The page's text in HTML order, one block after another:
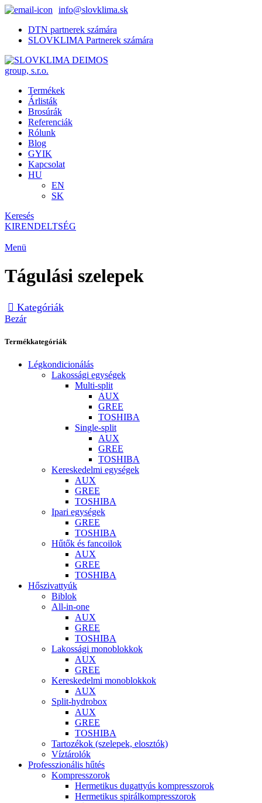
info@slovklima.sk
DTN partnerek számára
SLOVKLIMA Partnerek számára
Termékek
Árlisták
Brosúrák
Referenciák
Rólunk
Blog
GYIK
Kapcsolat
HU
EN
SK
Keresés
KIRENDELTSÉG
Menü
Tágulási szelepek
Kategóriák
Bezár
Termékkategóriák
Légkondicionálás
Lakossági egységek
Multi-split
AUX
GREE
TOSHIBA
Single-split
AUX
GREE
TOSHIBA
Kereskedelmi egységek
AUX
GREE
TOSHIBA
Ipari egységek
GREE
TOSHIBA
Hűtők és fancoilok
AUX
GREE
TOSHIBA
Hőszivattyúk
Biblok
All-in-one
AUX
GREE
TOSHIBA
Lakossági monoblokkok
AUX
GREE
Kereskedelmi monoblokkok
AUX
Split-hydrobox
AUX
GREE
TOSHIBA
Tartozékok (szelepek, elosztók)
Víztárolók
Professzionális hűtés
Kompresszorok
Hermetikus dugattyús kompresszorok
Hermetikus spirálkompresszorok